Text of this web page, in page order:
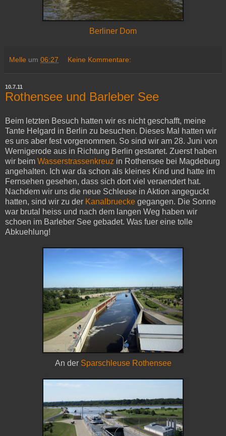
Berliner Dom
Melle um 06:27 Keine Kommentare:
10.7.11
Rothensee und Barleber See
Beim letzten Besuch hatten wir es nicht geschafft, meine
Tante Helgard in Berlin zu besuchen. Dieses Mal hatten wir
es uns aber fest vorgenommen. So sind wir am 28. Juni von
Wernigerode aus in Richtung Berlin gestartet. Zuerst haben
wir beim Wasserstrassenkreuz in Rothensee bei Magdeburg
angehalten. Ich war da schon als kleines Kind und hatte im
Fernsehen gesehen, dass sich dort viel veraendert hat.
Nachdem wir uns die neue Schleuse in Aktion angeguckt
hatten, sind wir zu der Kanalbruecke gegangen. Die Sonne
war brutal heiss und nach dem langen Weg haben wir
schoen im Barleber See gebadet. Was fuer eine tolle
Abkuehlung!
An der Sparschleuse Rothensee